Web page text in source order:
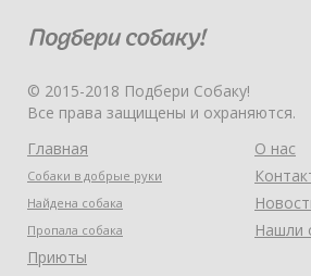
© 2015-2018 Подбери Собаку!
Все права защищены и охраняются.
Главная
Собаки в добрые руки
Найдена собака
Пропала собака
Приюты
О нас
Нашли